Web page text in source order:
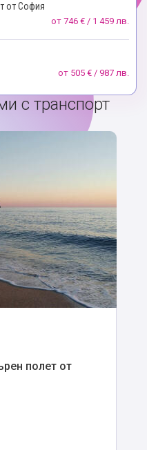
от София
от 746 € / 1 459 лв.
от 505 € / 987 лв.
с транспорт
полет от